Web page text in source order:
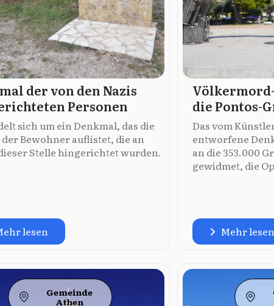
der von den Nazis
Personen
sich um ein Denkmal, das die
Bewohner auflistet, die an
Stelle hingerichtet wurden.
lesen
die Pontos-
Das vom
entworfene
an die 353.000
gewidmet, die
Mehr lesen
Gemeinde
Athen